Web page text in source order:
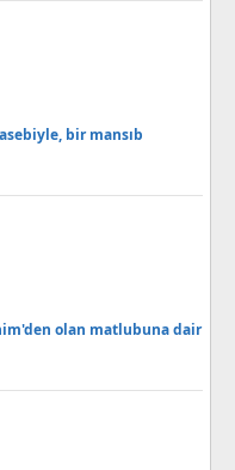
bir mansıb
olan matlubuna dair